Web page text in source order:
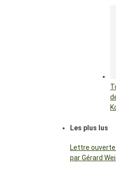
Les plus lus
Lettre
par Gérard